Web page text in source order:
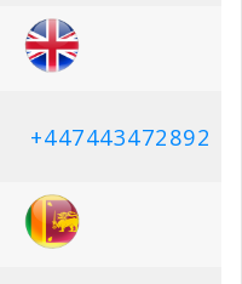
+447443472892